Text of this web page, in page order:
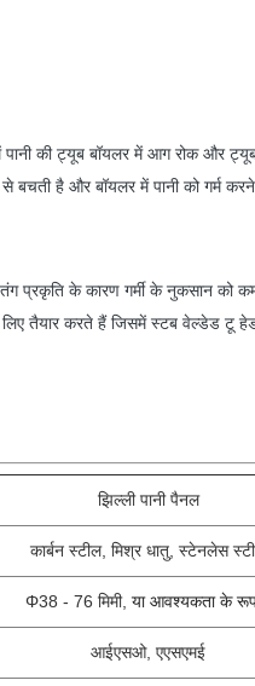
पानी की ट्यूब बॉयलर में आग रोक
बचती है और बॉयलर में पानी को गर्म
प्रकृति के कारण गर्मी के नुकसान
तैयार करते हैं जिसमें स्टब वेल्डेड टू
झिल्ली पानी पैनल
कार्बन स्टील, मिश्र धातु, स्टेनलेस
Φ38 - 76 मिमी, या आवश्यकता के
आईएसओ, एएसएमई